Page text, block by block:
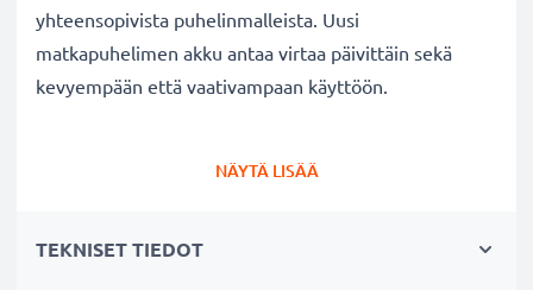
yhteensopivista puhelinmalleista. Uusi
matkapuhelimen akku antaa virtaa päivittäin sekä
kevyempään että vaativampaan käyttöön.
lataamiselta
NÄYTÄ LISÄÄ
TEKNISET TIEDOT